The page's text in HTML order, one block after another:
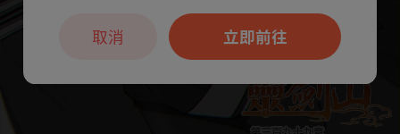
本章节仅支持App阅读，可打开App新用
户7天免费看立即前往
取消